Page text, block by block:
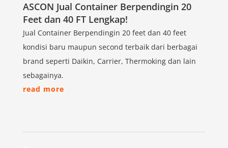
ASCON Jual Container Berpendingin 20
Feet dan 40 FT Lengkap!
Jual Container Berpendingin 20 feet dan 40 feet
kondisi baru maupun second terbaik dari berbagai
brand seperti Daikin, Carrier, Thermoking dan lain
sebagainya.
read more